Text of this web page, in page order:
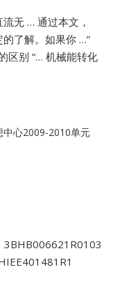
无 … 通过本文，
了解。如果你 …”
区别 “… 机械能转化
中心2009-2010单元
3BHB006621R0103